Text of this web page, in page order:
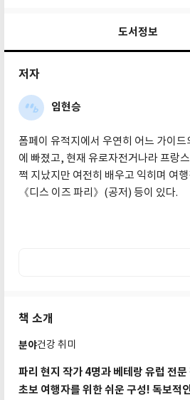
도서정보
저자
임현승
폼페이 유적지에서 우연히 어느 가이
에 빠졌고, 현재 유로자전거나라 프랑
쩍 지났지만 여전히 배우고 익히며 여
《디스 이즈 파리》(공저) 등이 있다.
책 소개
분야건강 취미
파리 현지 작가 4명과 베테랑 유럽 전
초보 여행자를 위한 쉬운 구성! 독보적